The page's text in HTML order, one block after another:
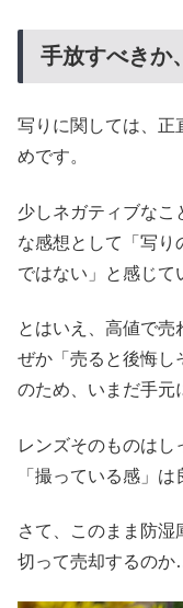
手放すべきか
写りに関しては、正
めです。
少しネガティブなこ
な感想として「写り
ではない」と感じて
とはいえ、高値で売
ぜか「売ると後悔し
のため、いまだ手元
レンズそのものは
「撮っている感」は
さて、このまま防湿
切って売却するの